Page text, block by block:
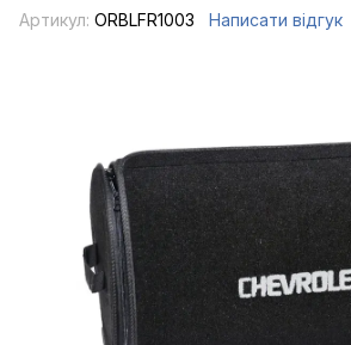
Артикул: ORBLFR1003 Написати відгук